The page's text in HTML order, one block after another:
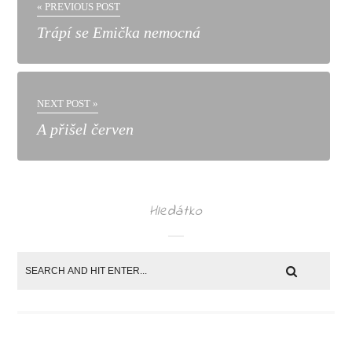
« PREVIOUS POST
Trápí se Emička nemocná
NEXT POST »
A přišel červen
Hledátko